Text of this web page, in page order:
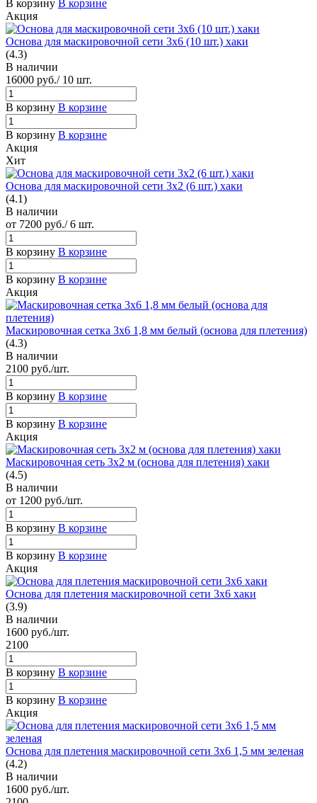
В корзину В корзине
Акция
Основа для маскировочной сети 3х6 (10 шт.) хаки
(4.3)
В наличии
16000 руб./ 10 шт.
В корзину В корзине
В корзину В корзине
Акция
Хит
Основа для маскировочной сети 3х2 (6 шт.) хаки
(4.1)
В наличии
от 7200 руб./ 6 шт.
В корзину В корзине
В корзину В корзине
Акция
Маскировочная сетка 3х6 1,8 мм белый (основа для плетения)
(4.3)
В наличии
2100 руб./шт.
В корзину В корзине
В корзину В корзине
Акция
Маскировочная сеть 3х2 м (основа для плетения) хаки
(4.5)
В наличии
от 1200 руб./шт.
В корзину В корзине
В корзину В корзине
Акция
Основа для плетения маскировочной сети 3х6 хаки
(3.9)
В наличии
1600 руб./шт.
2100
В корзину В корзине
В корзину В корзине
Акция
Основа для плетения маскировочной сети 3х6 1,5 мм зеленая
(4.2)
В наличии
1600 руб./шт.